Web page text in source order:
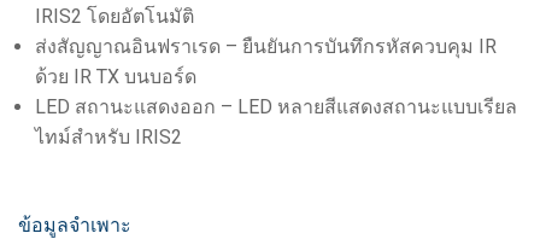
IRIS2 โดยอัตโนมัติ
ส่งสัญญาณอินฟราเรด – ยืนยันการบันทึกรหัสควบคุม IR
ด้วย IR TX บนบอร์ด
LED สถานะแสดงออก – LED หลายสีแสดงสถานะแบบเรียล
ไทม์สำหรับ IRIS2
ข้อมูลจำเพาะ